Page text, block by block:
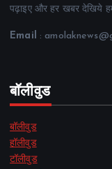
पढ़ाइए और हर खबर देखिये
Email :
बॉलीवुड
बॉलीवुड
हॉलीवुड
टॉलीवुड